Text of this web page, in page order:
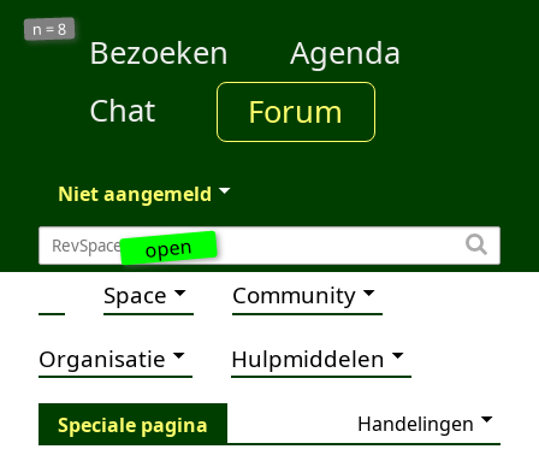
open
n =8
Bezoeken
Agenda
Chat
Forum
Niet aangemeld
Space Community
Organisatie Hulpmiddelen
Speciale pagina Handelingen